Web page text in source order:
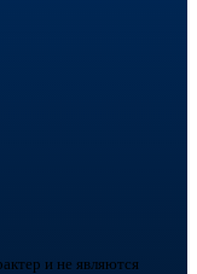
и не являются